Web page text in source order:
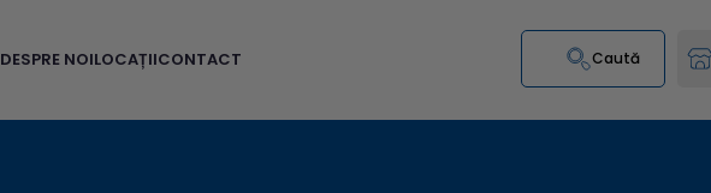
DESPRE NOILOCAȚIICONTACT Caută